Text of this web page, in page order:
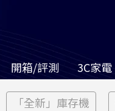
開箱/評測 3C家電
「全新」庫存機